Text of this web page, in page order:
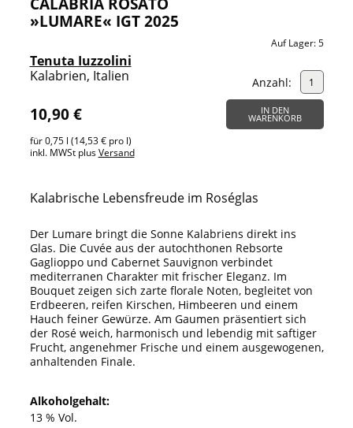
»LUMARE« IGT 2025
Tenuta Iuzzolini
Kalabrien, Italien
10,90 €
für 0,75 l (14,53 € pro l)
inkl. MWSt plusVersand
Auf Lager:5
Anzahl:
IN DEN
WARENKORB
Kalabrische Lebensfreude im Roséglas
Der Lumare bringt die Sonne Kalabriens direkt ins
Glas. Die Cuvée aus der autochthonen Rebsorte
Gaglioppo und Cabernet Sauvignon verbindet
mediterranen Charakter mit frischer Eleganz. Im
Bouquet zeigen sich zarte florale Noten, begleitet von
Erdbeeren, reifen Kirschen, Himbeeren und einem
Hauch feiner Gewürze. Am Gaumen präsentiert sich
der Rosé weich, harmonisch und lebendig mit saftiger
Frucht, angenehmer Frische und einem ausgewogenen,
anhaltenden Finale.
Alkoholgehalt:
13 % Vol.